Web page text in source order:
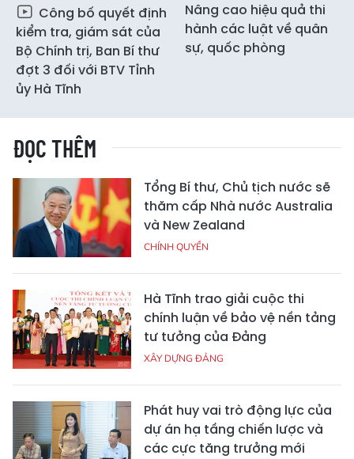
Công bố quyết định
kiểm tra, giám sát của
Bộ Chính trị, Ban Bí thư
đợt 3 đối với BTV Tỉnh
ủy Hà Tĩnh
Nâng cao hiệu quả thi
hành các luật về quân
sự, quốc phòng
ĐỌC THÊM
Tổng Bí thư, Chủ tịch nước sẽ
thăm cấp Nhà nước Australia
và New Zealand
CHÍNH QUYỀN
Hà Tĩnh trao giải cuộc thi
chính luận về bảo vệ nền tảng
tư tưởng của Đảng
XÂY DỰNG ĐẢNG
Phát huy vai trò động lực của
dự án hạ tầng chiến lược và
các cực tăng trưởng mới